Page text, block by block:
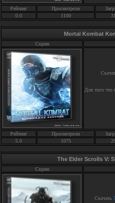
Рейтинг Просмотрели
0.0
1100
Mortal Kombat
Скрин
Для того что
Рейтинг Просмотрели
5.0
1075
The Elder Scrolls V:
Скрин
Скачать